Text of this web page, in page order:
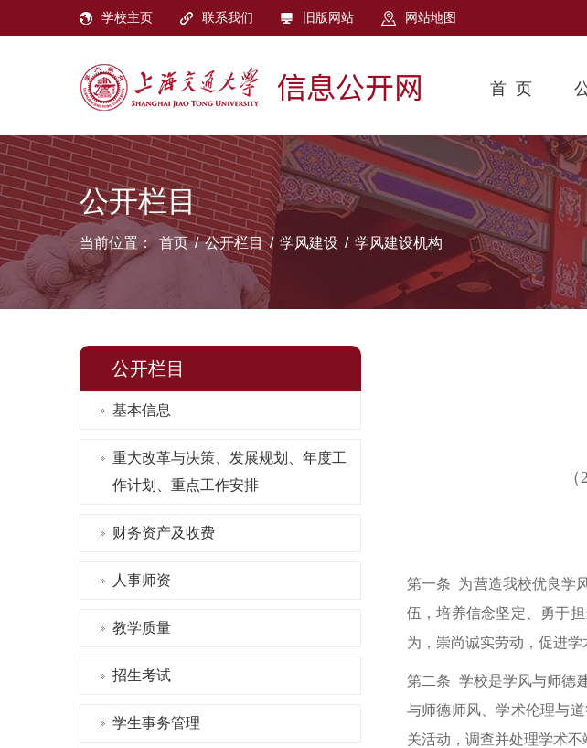
学校主页 联系我们 旧版网站 网站地图
首 页
公开栏目
当前位置： 首页/公开栏目/ 学风建设 / 学风建设机构
公开栏目
基本信息
重大改革与决策、发展规划、年度工
作计划、重点工作安排
财务资产及收费
人事师资
教学质量
招生考试
学生事务管理
第一条 为营造我校优良学
伍，培养信念坚定、勇于
为，崇尚诚实劳动，促进学
第二条 学校是学风与师德
与师德师风、学术伦理与
关活动，调查并处理学术不